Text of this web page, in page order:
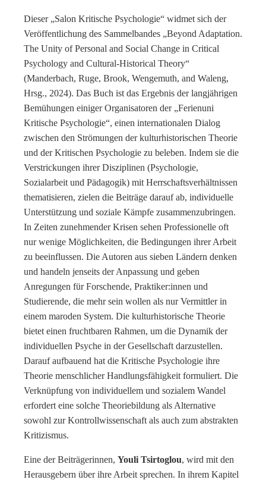
Dieser „Salon Kritische Psychologie“ widmet sich der
Veröffentlichung des Sammelbandes „Beyond Adaptation.
The Unity of Personal and Social Change in Critical
Psychology and Cultural-Historical Theory“
(Manderbach, Ruge, Brook, Wengemuth, and Waleng,
Hrsg., 2024). Das Buch ist das Ergebnis der langjährigen
Bemühungen einiger Organisatoren der „Ferienuni
Kritische Psychologie“, einen internationalen Dialog
zwischen den Strömungen der kulturhistorischen Theorie
und der Kritischen Psychologie zu beleben. Indem sie die
Verstrickungen ihrer Disziplinen (Psychologie,
Sozialarbeit und Pädagogik) mit Herrschaftsverhältnissen
thematisieren, zielen die Beiträge darauf ab, individuelle
Unterstützung und soziale Kämpfe zusammenzubringen.
In Zeiten zunehmender Krisen sehen Professionelle oft
nur wenige Möglichkeiten, die Bedingungen ihrer Arbeit
zu beeinflussen. Die Autoren aus sieben Ländern denken
und handeln jenseits der Anpassung und geben
Anregungen für Forschende, Praktiker:innen und
Studierende, die mehr sein wollen als nur Vermittler in
einem maroden System. Die kulturhistorische Theorie
bietet einen fruchtbaren Rahmen, um die Dynamik der
individuellen Psyche in der Gesellschaft darzustellen.
Darauf aufbauend hat die Kritische Psychologie ihre
Theorie menschlicher Handlungsfähigkeit formuliert. Die
Verknüpfung von individuellem und sozialem Wandel
erfordert eine solche Theoriebildung als Alternative
sowohl zur Kontrollwissenschaft als auch zum abstrakten
Kritizismus.
Eine der Beiträgerinnen, Youli Tsirtoglou, wird mit den
Herausgebern über ihre Arbeit sprechen. In ihrem Kapitel